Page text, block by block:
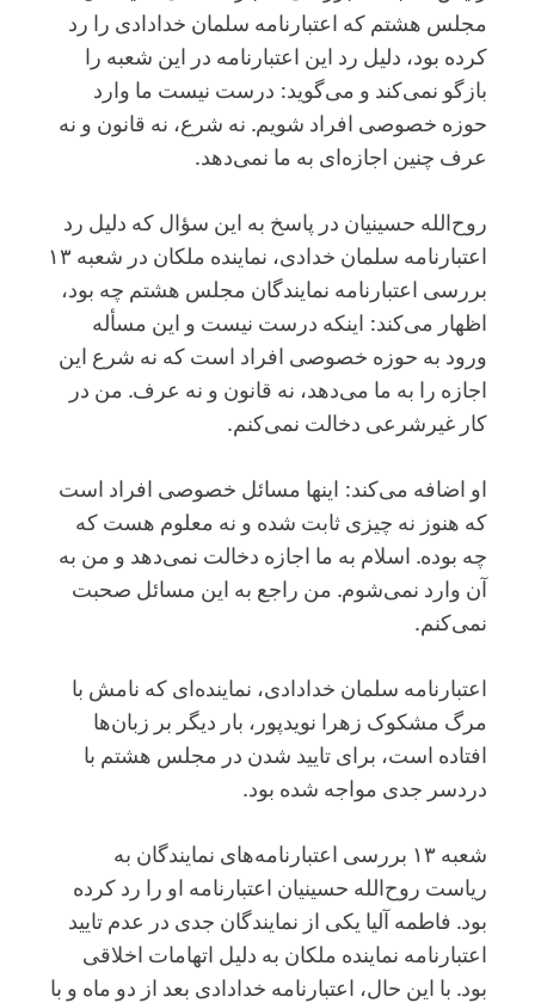
مجلس هشتم که اعتبارنامه سلمان خدادادی را رد
کرده بود، دلیل رد این اعتبارنامه در این شعبه را
بازگو نمی‌‌کند و می‌گوید: درست نیست ما وارد
حوزه خصوصی افراد شویم. نه شرع، نه قانون و نه
عرف چنین اجازه‌ای به ما نمی‌دهد.
روح‌الله حسینیان در پاسخ به این سؤال که دلیل رد
اعتبارنامه سلمان خدادی، نماینده ملکان در شعبه ۱۳
بررسی اعتبارنامه نمایندگان مجلس هشتم چه بود،
اظهار می‌کند: اینکه درست نیست و این مسأله
ورود به حوزه خصوصی افراد است که نه شرع این
اجازه را به ما می‌دهد، نه قانون و نه عرف. من در
کار غیرشرعی دخالت نمی‌کنم.
او اضافه می‌کند: اینها مسائل خصوصی افراد است
که هنوز نه چیزی ثابت شده و نه معلوم هست که
چه بوده. اسلام به ما اجازه دخالت نمی‌دهد و من به
آن وارد نمی‌شوم. من راجع به این مسائل صحبت
نمی‌کنم.
اعتبارنامه سلمان خدادادی، نماینده‌ای که نامش با
مرگ مشکوک زهرا نویدپور، بار دیگر بر زبان‌ها
افتاده است، برای تایید شدن در مجلس هشتم با
دردسر جدی مواجه شده بود.
شعبه ۱۳ بررسی اعتبارنامه‌های نمایندگان به
ریاست روح‌الله حسینیان اعتبارنامه او را رد کرده
بود. فاطمه آلیا یکی از نمایندگان جدی در عدم تایید
اعتبارنامه نماینده ملکان به دلیل اتهامات اخلاقی
بود. با این حال، اعتبارنامه خدادادی بعد از دو ماه و با